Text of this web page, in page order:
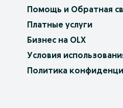
Помощь и Обратная
Платные услуги
Бизнес на OLX
Условия
Политика